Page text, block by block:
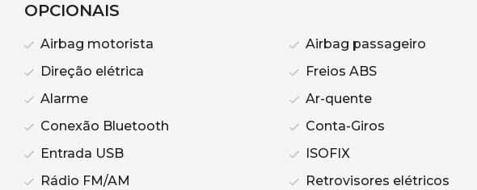
OPCIONAIS
Airbag motorista Airbag passageiro
Direção elétrica
Freios ABS
Alarme
Ar-quente
Conexão Bluetooth
Conta-Giros
Entrada USB
ISOFIX
Rádio FM/AM
Retrovisores elétricos